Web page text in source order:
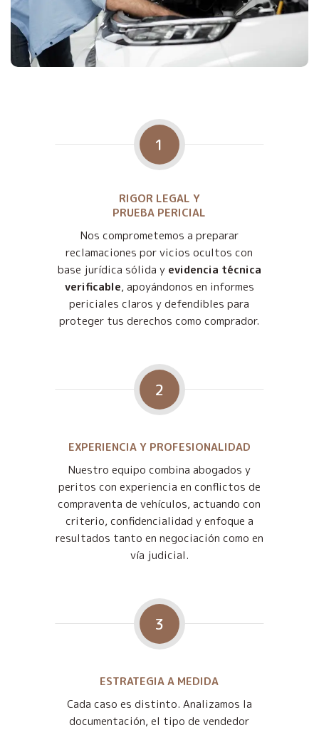
1
RIGOR LEGAL Y
PRUEBA PERICIAL
Nos comprometemos a preparar
reclamaciones por vicios ocultos con
base jurídica sólida y evidencia técnica
verificable, apoyándonos en informes
periciales claros y defendibles para
proteger tus derechos como comprador.
2
EXPERIENCIA Y PROFESIONALIDAD
Nuestro equipo combina abogados y
peritos con experiencia en conflictos de
compraventa de vehículos, actuando con
criterio, confidencialidad y enfoque a
resultados tanto en negociación como en
vía judicial.
3
ESTRATEGIA A MEDIDA
Cada caso es distinto. Analizamos la
documentación, el tipo de vendedor